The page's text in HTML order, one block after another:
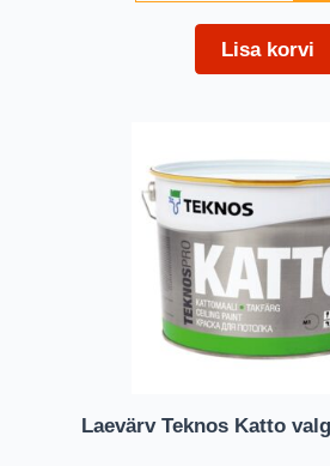
Lisa korvi
Laevärv Teknos Katto